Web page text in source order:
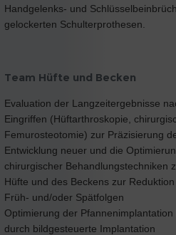
Handgelenks- und
gelockerten Schulterprothesen.
Team Hüfte und Becken
Evaluation der Langzeitergebnisse
Eingriffen (Hüftarthroskopie,
Femurosteotomie) zur Präzisierung
Entwicklung neuer und die
chirurgischer Behandlungstechniken
Hüfte und des Beckens zur
Früh- und/oder Spätfolgen
Optimierung der
durch bildgesteuerte Implantation